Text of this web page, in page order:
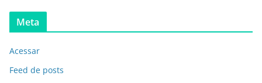
Meta
Acessar
Feed de posts